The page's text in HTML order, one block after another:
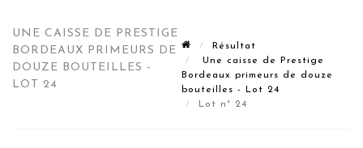
UNE CAISSE DE PRESTIGE
BORDEAUX PRIMEURS DE
DOUZE BOUTEILLES -
LOT 24
Résultat
Une caisse de Prestige
Bordeaux primeurs de douze
bouteilles - Lot 24
Lot n° 24